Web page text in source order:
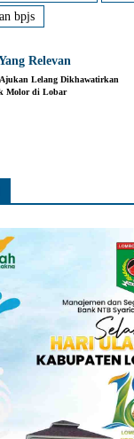
bpjs
Relevan
Lelang Dikhawatirkan
Molor di Lobar